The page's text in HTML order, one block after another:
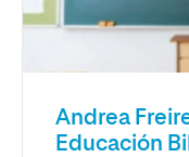
Andrea
Educación